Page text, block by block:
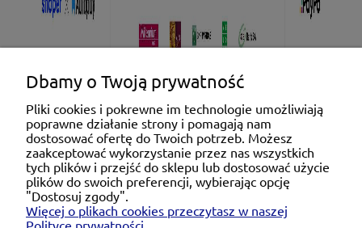
Pomoc
Moje konto
Płatności i dostawa
Dbamy o Twoją prywatność
Pliki cookies i pokrewne im technologie umożliwiają
poprawne działanie strony i pomagają nam
dostosować ofertę do Twoich potrzeb. Możesz
zaakceptować wykorzystanie przez nas wszystkich
tych plików i przejść do sklepu lub dostosować użycie
plików do swoich preferencji, wybierając opcję
"Dostosuj zgody".
Więcej o plikach cookies przeczytasz w naszej
Polityce prywatności.